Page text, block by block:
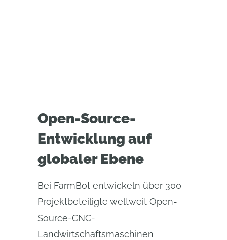
Open-Source-
Entwicklung auf
globaler Ebene
Bei FarmBot entwickeln über 300
Projektbeteiligte weltweit Open-
Source-CNC-
Landwirtschaftsmaschinen